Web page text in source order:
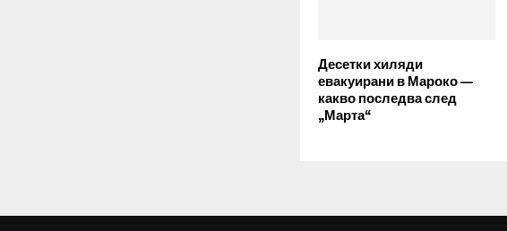
Десетки хиляди
евакуирани в Мароко —
какво последва след
„Марта“